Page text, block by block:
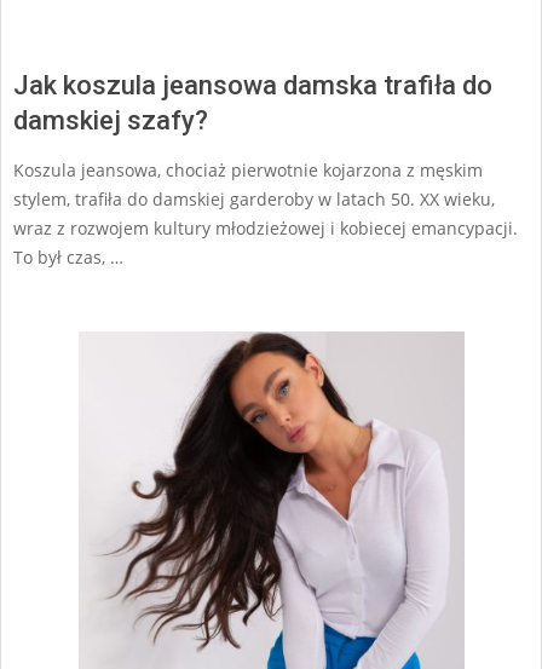
Jak koszula jeansowa damska trafiła do
damskiej szafy?
Koszula jeansowa, chociaż pierwotnie kojarzona z męskim
stylem, trafiła do damskiej garderoby w latach 50. XX wieku,
wraz z rozwojem kultury młodzieżowej i kobiecej emancypacji.
To był czas, …